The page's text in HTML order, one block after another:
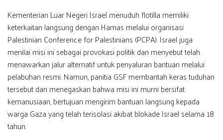
Kementerian Luar Negeri Israel menuduh flotilla memiliki
keterkaitan langsung dengan Hamas melalui organisasi
Palestinian Conference for Palestinians (PCPA). Israel juga
menilai misi ini sebagai provokasi politik dan menyebut telah
menawarkan jalur alternatif untuk penyaluran bantuan melalui
pelabuhan resmi. Namun, panitia GSF membantah keras tuduhan
tersebut dan menegaskan bahwa misi ini murni bersifat
kemanusiaan, bertujuan mengirim bantuan langsung kepada
warga Gaza yang telah terisolasi akibat blokade Israel selama 18
tahun.